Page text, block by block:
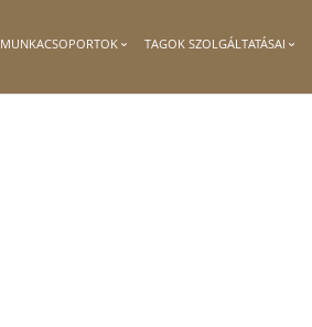
MUNKACSOPORTOK TAGOK SZOLGÁLTATÁSAI